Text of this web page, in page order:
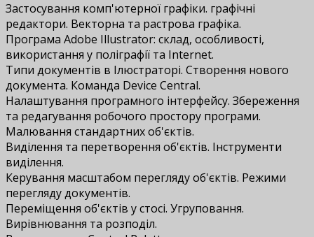
Застосування комп'ютерної графіки. графічні
редактори. Векторна та растрова графіка.
Програма Adobe Illustrator: склад, особливості,
використання у поліграфії та Internet.
Типи документів в Ілюстраторі. Створення нового
документа. Команда Device Central.
Налаштування програмного інтерфейсу. Збереження
та редагування робочого простору програми.
Малювання стандартних об'єктів.
Виділення та перетворення об'єктів. Інструменти
виділення.
Керування масштабом перегляду об'єктів. Режими
перегляду документів.
Переміщення об'єктів у стосі. Угруповання.
Вирівнювання та розподіл.